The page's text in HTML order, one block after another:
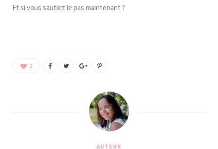
Et si vous sautiez le pas maintenant ?
2
AUTEUR